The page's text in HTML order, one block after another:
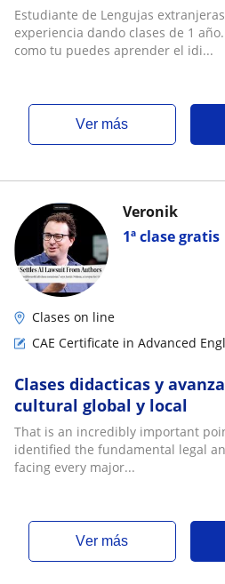
Estudiante de Lengujas
experiencia dando clases de 1
como tu puedes aprender el idi...
ver más
1ª clase gratis
Veronik
Clases on line
CAE Certificate in Advanced
Clases didacticas y
cultural global y local
That is an incredibly important
identified the fundamental legal
facing every major...
ver más